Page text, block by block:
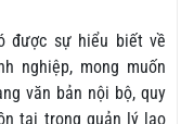
được sự hiểu biết về
nghiệp, mong muốn
văn bản nội bộ, quy
tại trong quản lý lao